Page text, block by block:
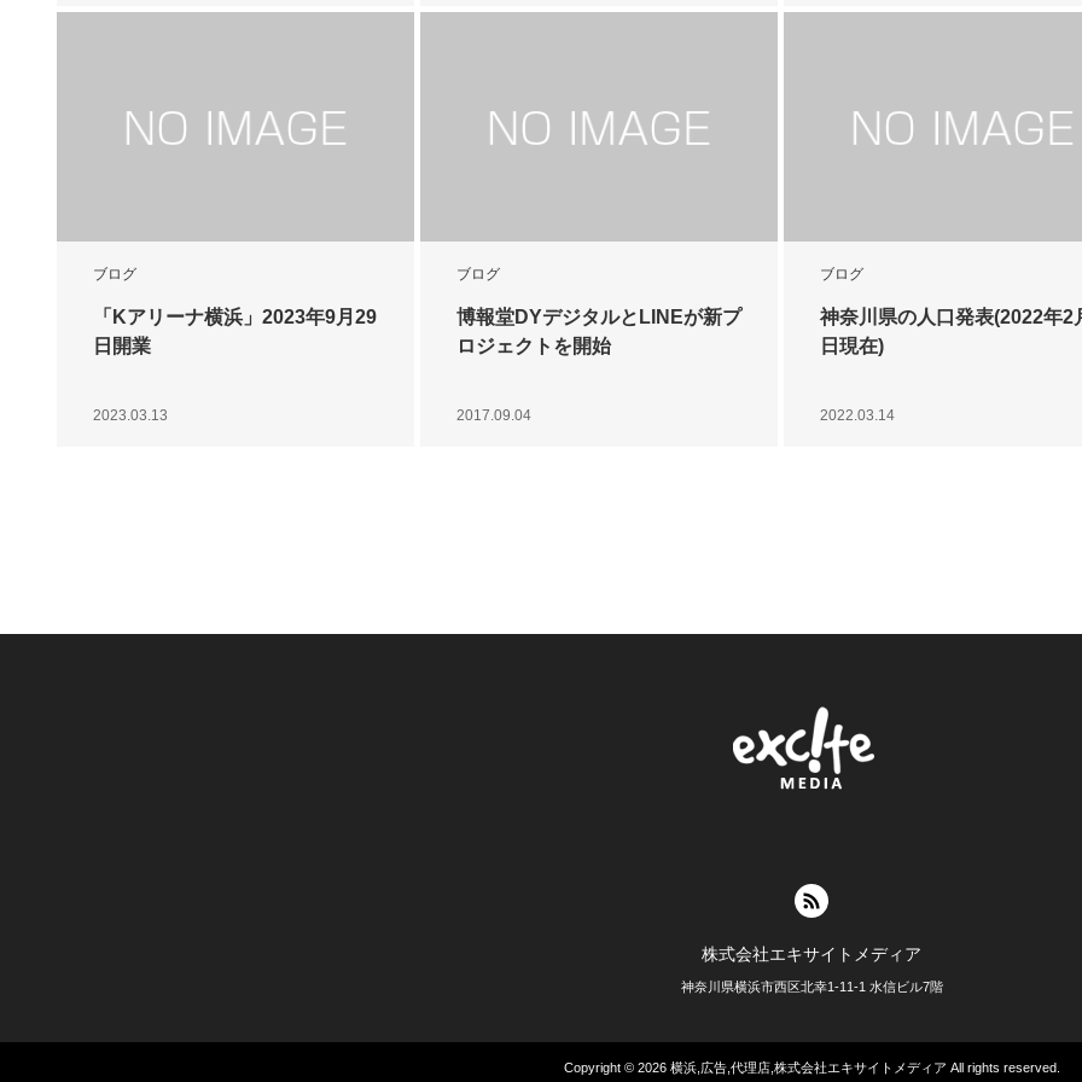
ブログ
「Kアリーナ横浜」2023年9月29
日開業
2023.03.13
ブログ
博報堂DYデジタルとLINEが新プ
ロジェクトを開始
2017.09.04
ブログ
神奈川県の人口発表(2022年2
日現在)
2022.03.14
株式会社エキサイトメディア
神奈川県横浜市西区北幸1-11-1 水信ビル7階
Copyright © 2026 横浜,広告,代理店,株式会社エキサイトメディア All rights reserved.